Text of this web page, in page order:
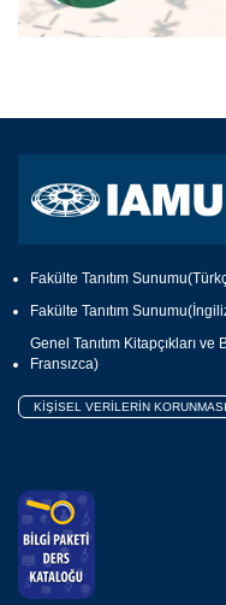
Fakülte Tanıtım
Fakülte Tanıtım
Genel Tanıtım Kitapçıkları
Fransızca)
KİŞİSEL VERİLERİN KORUNMASI